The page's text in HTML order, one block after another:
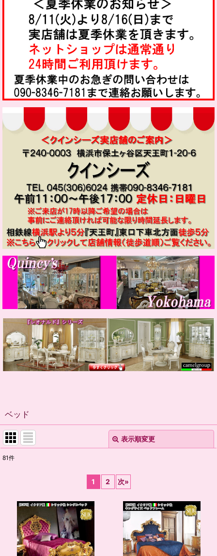
ベッド
表示順変更
81件
1 2 次»